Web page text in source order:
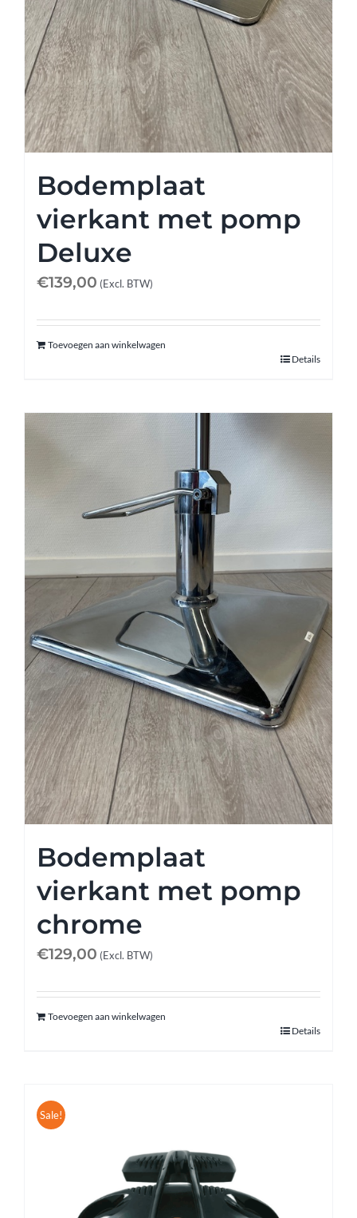
Bodemplaat
vierkant met pomp
Deluxe
€139,00 (Excl. BTW)
Toevoegen aan winkelwagen
Details
Bodemplaat
vierkant met pomp
chrome
€129,00 (Excl. BTW)
Toevoegen aan winkelwagen
Details
Sale!